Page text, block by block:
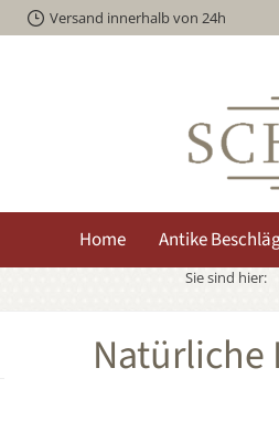
Versand innerhalb von 24h
Home Antike
Sie sind hier:
Natürliche